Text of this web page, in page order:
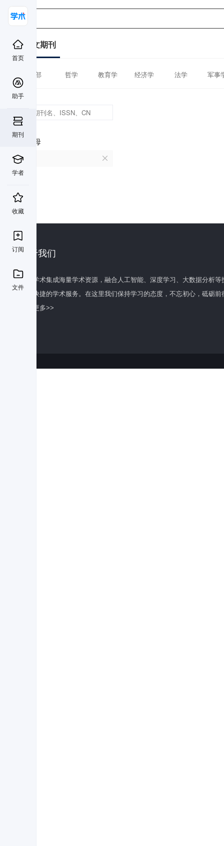
首页
助手
期刊
学者
收藏
订阅
文件
中文期刊
全部 哲学 教育学 经济学 法学 军事
首字母
R
关于我们
百度学术集成海量学术资源，融合人工智能、深度学习、大数据分析
全面快捷的学术服务。在这里我们保持学习的态度，不忘初心，砥砺前
了解更多>>